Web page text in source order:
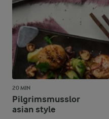
20 MIN
Pilgrimsmusslor
asian style